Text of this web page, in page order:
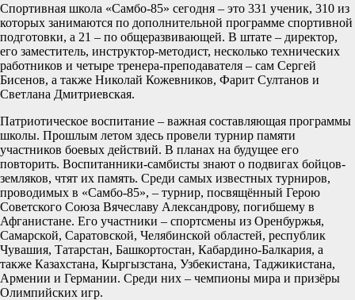
Спортивная школа «Самбо-85» сегодня – это 331 ученик, 310 из
которых занимаются по дополнительной программе спортивной
подготовки, а 21 – по общеразвивающей. В штате – директор,
его заместитель, инструктор-методист, несколько технических
работников и четыре тренера-преподавателя – сам Сергей
Бисенов, а также Николай Кожевников, Фарит Султанов и
Светлана Дмитриевская.
Патриотическое воспитание – важная составляющая программы
школы. Прошлым летом здесь провели турнир памяти
участников боевых действий. В планах на будущее его
повторить. Воспитанники-самбисты знают о подвигах бойцов-
земляков, чтят их память. Среди самых известных турниров,
проводимых в «Самбо-85», – турнир, посвящённый Герою
Советского Союза Вячеславу Александрову, погибшему в
Афганистане. Его участники – спортсмены из Оренбуржья,
Самарской, Саратовской, Челябинской областей, республик
Чувашия, Татарстан, Башкортостан, Кабардино-Балкария, а
также Казахстана, Кыргызстана, Узбекистана, Таджикистана,
Армении и Германии. Среди них – чемпионы мира и призёры
Олимпийских игр.